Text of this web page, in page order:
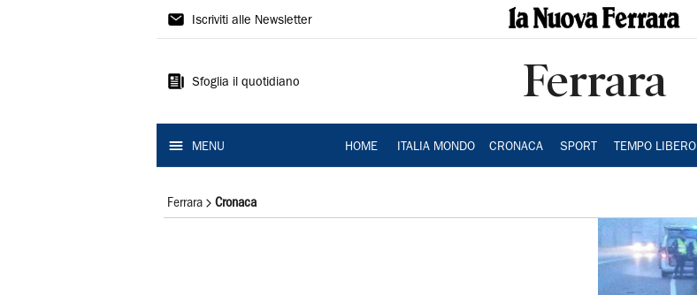
La
Ferrara
Iscriviti alle Newsletter
Sfoglia il quotidiano Ferrara
MENU HOME ITALIA MONDO CRONACA SPORT TEMPO LIBERO
Ferrara Cronaca